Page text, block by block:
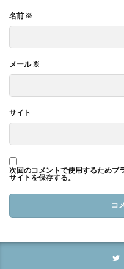
名前 ※
メール※
サイト
次回のコメントで使用するためブ
サイトを保存する。